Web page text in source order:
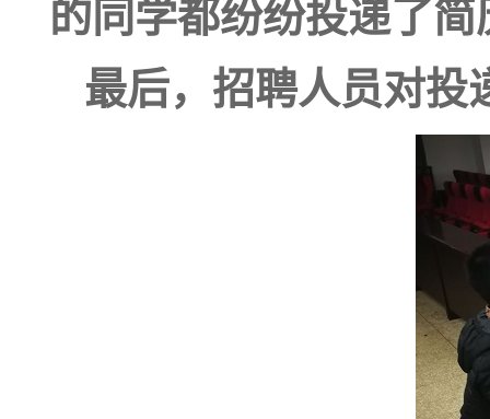
的同学都纷纷投递了简
最后，招聘人员对投